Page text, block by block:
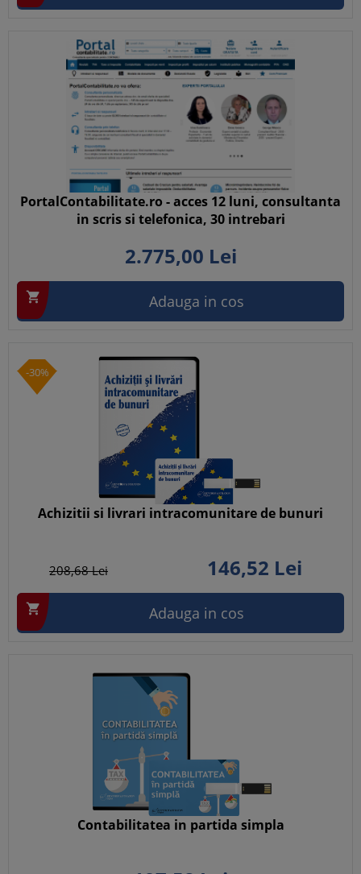
PortalContabilitate.ro - acces 12 luni, consultanta
in scris si telefonica, 30 intrebari
2.775,00 Lei
 Adauga in cos
-30%
Achizitii si livrari intracomunitare de bunuri
208,68Lei 146,52 Lei
 Adauga in cos
Contabilitatea in partida simpla